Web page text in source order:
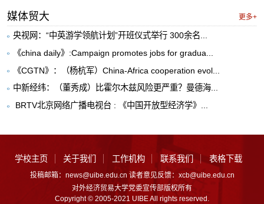
媒体贸大 更多+
央视网：“中英游学领航计划”开班仪式举行 300余名...
《china daily》:Campaign promotes jobs for gradua...
《CGTN》：（杨杭军）China-Africa cooperation evol...
中新经纬：（董秀成）比霍尔木兹风险更严重？曼德海...
​ BRTV北京网络广播电视台 : 《中国开放型经济学》...
学校主页 关于我们 工作机构 联系我们 表格下载
投稿邮箱：news@uibe.edu.cn 读者意见反馈：xcb@uibe.edu.cn
对外经济贸易大学党委宣传部版权所有
Copyright © 2005-2021 UIBE All rights reserved.